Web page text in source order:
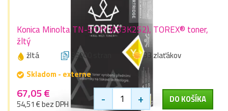
Konica Minolta TN-512Y (A33K252), TOREX® toner,
žltý
žltá 35000 stran
33 zlaťákov
Skladom - externe
67,05 €
54,51 € bez DPH - + DO KOŠÍKA